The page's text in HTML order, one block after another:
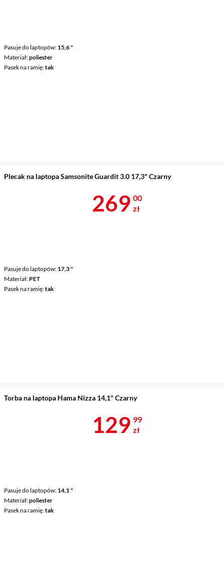
Pasuje do laptopów 15,6 "
Materiał poliester
Pasek na ramię tak
Plecak na laptopa Samsonite Guardit 3.0 17,3" Czarny
Pasuje do laptopów 17,3 "
Materiał PET
Pasek na ramię tak
Cena 269 zł
269 00
zł
Torba na laptopa Hama Nizza 14,1" Czarny
Pasuje do laptopów 14,1 "
Materiał poliester
Pasek na ramię tak
Cena 129,99
129 99
zł